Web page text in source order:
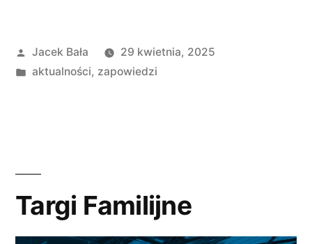
Opublikowane
przez
Jacek Bała
29 kwietnia, 2025
Opublikowano
aktualności, zapowiedzi
Targi Familijne